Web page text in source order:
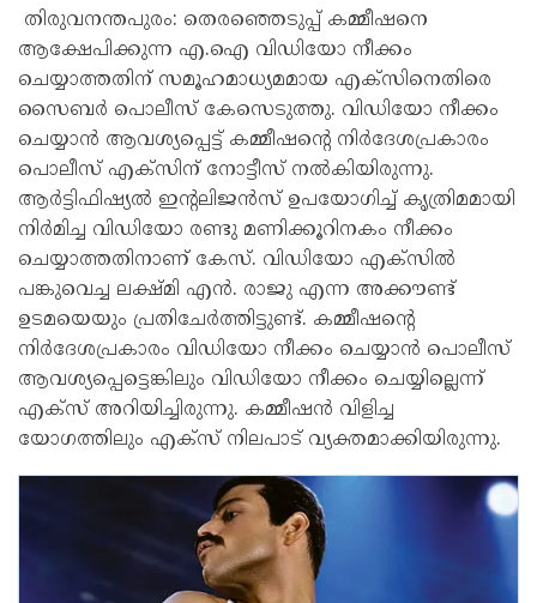
തിരുവനന്തപുരം: തെര​ഞ്ഞെടുപ്പ് കമ്മീഷനെ
ആക്ഷേപിക്കുന്ന എ.​ഐ വിഡിയോ നീക്കം
ചെയ്യാത്തതിന് സമൂഹമാധ്യമമായ എക്സിനെതിരെ
സൈബർ പൊലീസ് കേസെടുത്തു. വിഡിയോ നീക്കം
ചെയ്യാൻ ആവശ്യപ്പെട്ട് കമ്മീഷന്റെ നിർദേശപ്രകാരം
പൊലീസ് എക്സിന് നോട്ടീസ് നൽകിയിരുന്നു.
ആർട്ടിഫിഷ്യൽ ഇന്റലിജൻസ് ഉപയോഗിച്ച് കൃത്രിമമായി
നിർമിച്ച വിഡിയോ രണ്ടു മണിക്കൂറിനകം നീക്കം
ചെയ്യാത്തതിനാണ് കേസ്. വിഡിയോ എക്സിൽ
പങ്കുവെച്ച ലക്ഷ്മി എൻ. രാജു എന്ന അക്കൗണ്ട്
ഉടമയെയും പ്രതിചേർത്തിട്ടുണ്ട്. കമ്മീഷന്റെ
നിർദേശപ്രകാരം വിഡിയോ നീക്കം ചെയ്യാൻ പൊലീസ്
ആവശ്യ​പ്പെട്ടെങ്കിലും വിഡിയോ നീക്കം ചെയ്യില്ലെന്ന്
എക്സ് അറിയിച്ചിരുന്നു. കമ്മീഷൻ വിളിച്ച
യോഗത്തിലും എക്സ് നിലപാട് വ്യക്തമാക്കിയിരുന്നു.